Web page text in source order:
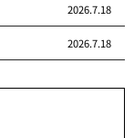
2026.7.18
2026.7.18